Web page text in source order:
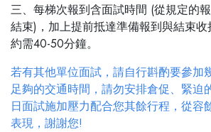
三、每梯次報到含面試時間 (從規定的
結束)，加上提前抵達準備報到與結束
約需40-50分鐘。
若有其他單位面試，請自行斟酌要參加
足夠的交通時間，請勿安排倉促、緊迫
日面試施加壓力配合您其餘行程，從容
表現，謝謝您!